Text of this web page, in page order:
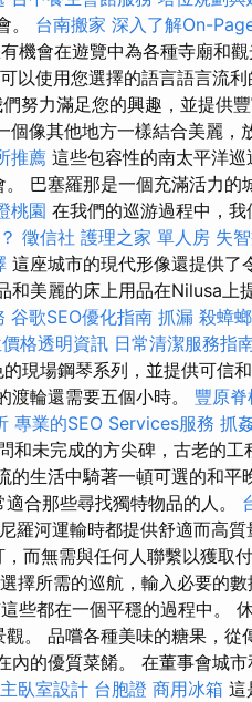
。 台南搬家 深入了解On-
機會在遊覽中為各種寺廟和
以使用您選擇的語言語言流利
努力滿足您的興趣，並提供
個像其他地方一樣結合美麗，
推薦 這些包容性的南太平洋巡
巴塞羅那是一個充滿活力的
桃園 在我們的巡游過程中，我
徵信社 護理之家 單人房 失
這座城市的現代形像還提供了
和美麗的床上用品在Nilusa上
谷歌SEO優化指南 抓漏 殺蟑螂
格透明資訊 日常清潔服務指
現場鋼琴系列，並提供可信
渡輪還需要五個小時。 豐原
專業的SEO Services服務 抓
和未完成的方尖碑，古老的工
的生活中騎著一頓可選的和平
合那些尋找獨特物品的人。
羅河運輸時都提供舒適而高質
而無需與任何人聯繫以獲取
擇所需的巡航，輸入必要的
些都在一個平穩的過程中。
。 品嚐各種美味的糖果，從
內的優質菜餚。 在董事會城
臥室設計 台胞證 商用冰箱 這